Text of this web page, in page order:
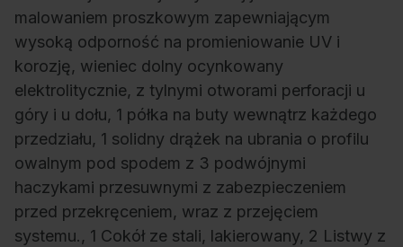
malowaniem proszkowym zapewniającym
wysoką odporność na promieniowanie UV i
korozję, wieniec dolny ocynkowany
elektrolitycznie, z tylnymi otworami perforacji u
góry i u dołu, 1 półka na buty wewnątrz każdego
przedziału, 1 solidny drążek na ubrania o profilu
owalnym pod spodem z 3 podwójnymi
haczykami przesuwnymi z zabezpieczeniem
przed przekręceniem, wraz z przejęciem
systemu., 1 Cokół ze stali, lakierowany, 2 Listwy z